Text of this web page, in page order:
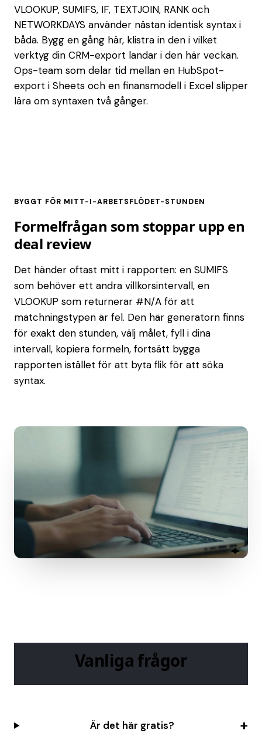
VLOOKUP, SUMIFS, IF, TEXTJOIN, RANK och
NETWORKDAYS använder nästan identisk syntax i
båda. Bygg en gång här, klistra in den i vilket
verktyg din CRM-export landar i den här veckan.
Ops-team som delar tid mellan en HubSpot-
export i Sheets och en finansmodell i Excel slipper
lära om syntaxen två gånger.
BYGGT FÖR MITT-I-ARBETSFLÖDET-STUNDEN
Formelfrågan som stoppar upp en
deal review
Det händer oftast mitt i rapporten: en SUMIFS
som behöver ett andra villkorsintervall, en
VLOOKUP som returnerar #N/A för att
matchningstypen är fel. Den här generatorn finns
för exakt den stunden, välj målet, fyll i dina
intervall, kopiera formeln, fortsätt bygga
rapporten istället för att byta flik för att söka
syntax.
Vanliga frågor
Är det här gratis?